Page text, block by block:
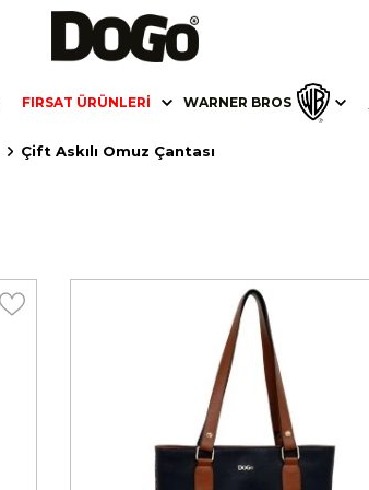
FIRSAT ÜRÜNLERI WARNER BROS
Çift Askılı Omuz Çantası